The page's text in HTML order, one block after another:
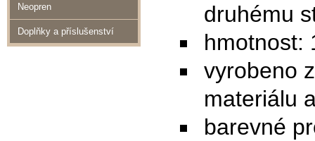
Neopren
Doplňky a příslušenství
druhému
hmotnost:
vyrobeno
materiálu
barevné